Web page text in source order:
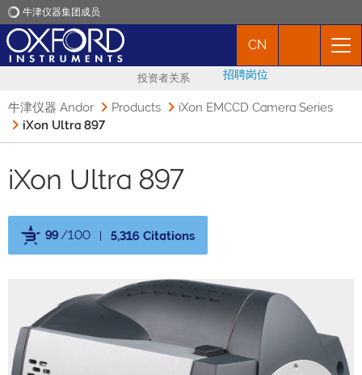
牛津仪器集团成员
产品
市场活动
联络我们
CN
投资者关系 招聘岗位
牛津仪器 Andor Products
iXon EMCCD Camera Series
iXon Ultra 897
iXon Ultra 897
99/100 5,316 Citations